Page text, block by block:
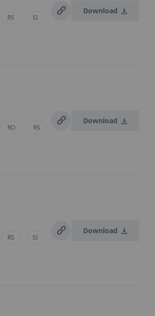
RS
SI
Download
RO
RS
Download
RS
SI
Download